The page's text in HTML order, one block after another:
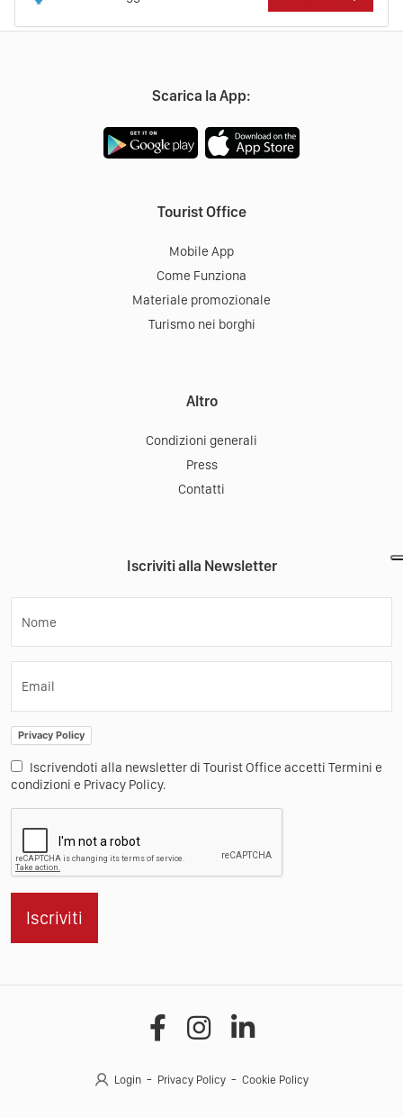
Scarica la App:
Tourist Office
Mobile App
Come Funziona
Materiale promozionale
Turismo nei borghi
Altro
Condizioni generali
Press
Contatti
Iscriviti alla Newsletter
Nome
Email
Privacy Policy
Iscrivendoti alla newsletter di Tourist Office accetti Termini e
condizioni e Privacy Policy.
Iscriviti
Login Privacy Policy Cookie Policy